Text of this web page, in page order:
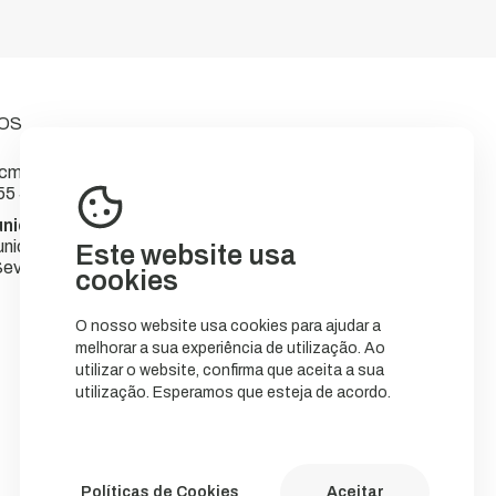
Este website usa
cookies
O nosso website usa cookies para ajudar a
melhorar a sua experiência de utilização. Ao
utilizar o website, confirma que aceita a sua
utilização. Esperamos que esteja de acordo.
Políticas de Cookies Aceitar
sever.pt
566
de Sever do Vouga
do Vouga